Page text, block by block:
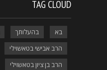
TAG CLOUD
בא בהעלותך
הרב אבישי בטאשוילי
הרב בן ציון בטאשוילי